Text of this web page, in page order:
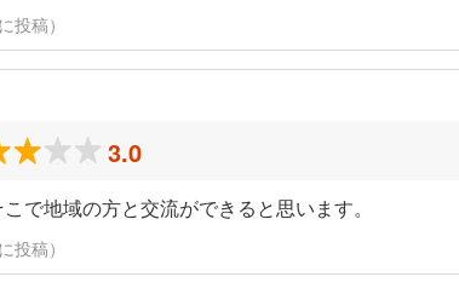
稿）
3.0
で地域の方と交流ができると思います。
稿）